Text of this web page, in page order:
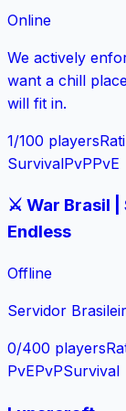
Online
We actively
want a chill
will fit in.
1/100 players
SurvivalPvPPvE
⚔️ War Brasil |
Endless
Offline
Servidor
0/400 players
PvEPvPSurvival